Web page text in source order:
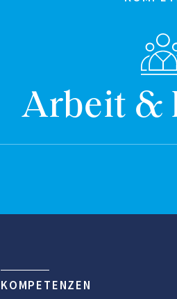
Arbeit &
KOMPETENZEN